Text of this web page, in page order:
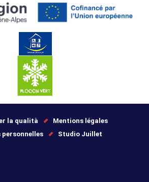
la qualità
Mentions légales
personnelles
Studio Juillet